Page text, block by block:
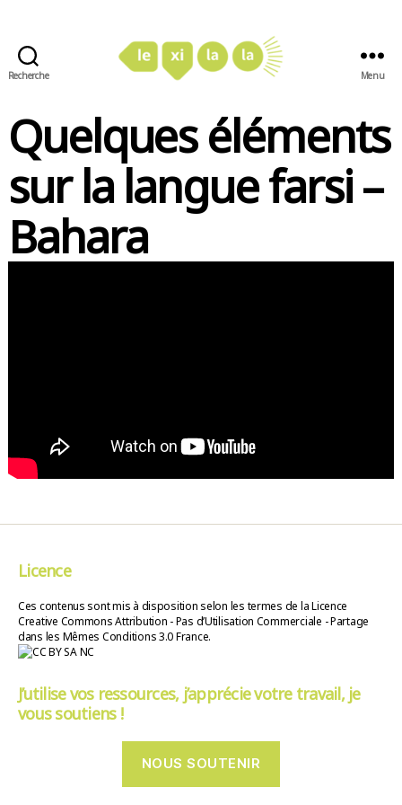
Recherche Menu
Quelques éléments
sur la langue farsi –
Bahara
Licence
Ces contenus sont mis à disposition selon les termes de la Licence
Creative Commons Attribution - Pas d’Utilisation Commerciale - Partage
dans les Mêmes Conditions 3.0 France.
J’utilise vos ressources, j’apprécie votre travail, je
vous soutiens !
NOUS SOUTENIR